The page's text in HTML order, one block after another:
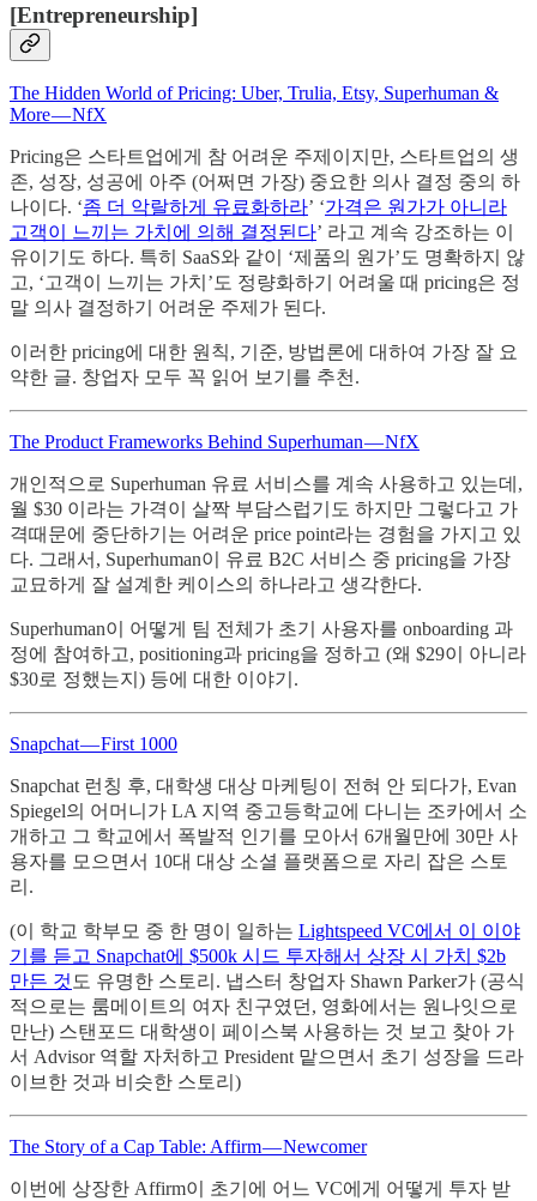
[Entrepreneurship]
The Hidden World of Pricing: Uber, Trulia, Etsy, Superhuman &
More — NfX
Pricing은 스타트업에게 참 어려운 주제이지만, 스타트업의 생
존, 성장, 성공에 아주 (어쩌면 가장) 중요한 의사 결정 중의 하
나이다. ‘좀 더 악랄하게 유료화하라’ ‘가격은 원가가 아니라
고객이 느끼는 가치에 의해 결정된다’ 라고 계속 강조하는 이
유이기도 하다. 특히 SaaS와 같이 ‘제품의 원가’도 명확하지 않
고, ‘고객이 느끼는 가치’도 정량화하기 어려울 때 pricing은 정
말 의사 결정하기 어려운 주제가 된다.
이러한 pricing에 대한 원칙, 기준, 방법론에 대하여 가장 잘 요
약한 글. 창업자 모두 꼭 읽어 보기를 추천.
The Product Frameworks Behind Superhuman — NfX
개인적으로 Superhuman 유료 서비스를 계속 사용하고 있는데,
월 $30 이라는 가격이 살짝 부담스럽기도 하지만 그렇다고 가
격때문에 중단하기는 어려운 price point라는 경험을 가지고 있
다. 그래서, Superhuman이 유료 B2C 서비스 중 pricing을 가장
교묘하게 잘 설계한 케이스의 하나라고 생각한다.
Superhuman이 어떻게 팀 전체가 초기 사용자를 onboarding 과
정에 참여하고, positioning과 pricing을 정하고 (왜 $29이 아니라
$30로 정했는지) 등에 대한 이야기.
Snapchat — First 1000
Snapchat 런칭 후, 대학생 대상 마케팅이 전혀 안 되다가, Evan
Spiegel의 어머니가 LA 지역 중고등학교에 다니는 조카에서 소
개하고 그 학교에서 폭발적 인기를 모아서 6개월만에 30만 사
용자를 모으면서 10대 대상 소셜 플랫폼으로 자리 잡은 스토
리.
(이 학교 학부모 중 한 명이 일하는 Lightspeed VC에서 이 이야
기를 듣고 Snapchat에 $500k 시드 투자해서 상장 시 가치 $2b
만든 것 도 유명한 스토리. 냅스터 창업자 Shawn Parker가 (공식
적으로는 룸메이트의 여자 친구였던, 영화에서는 원나잇으로
만난) 스탠포드 대학생이 페이스북 사용하는 것 보고 찾아 가
서 Advisor 역할 자처하고 President 맡으면서 초기 성장을 드라
이브한 것과 비슷한 스토리)
The Story of a Cap Table: Affirm — Newcomer
이번에 상장한 Affirm이 초기에 어느 VC에게 어떻게 투자 받